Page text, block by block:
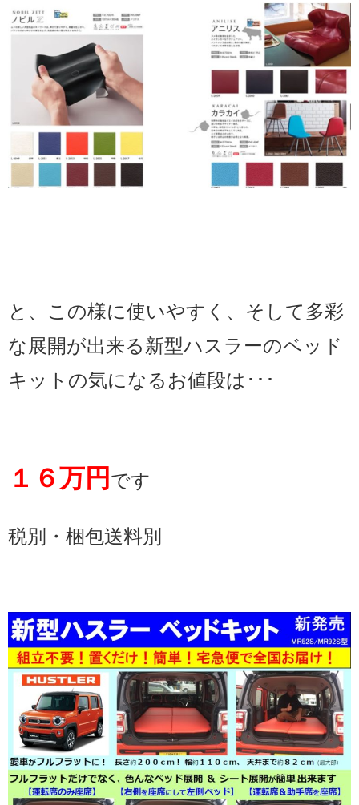
と、この様に使いやすく、そして多彩
な展開が出来る新型ハスラーのベッド
キットの気になるお値段は･･･
１６万円 です
税別・梱包送料別